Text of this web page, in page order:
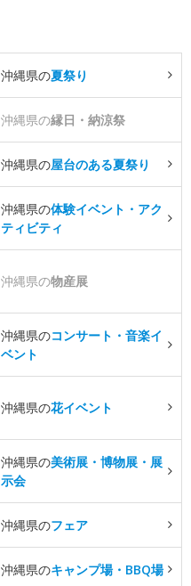
沖縄県の夏祭り
沖縄県の縁日・納涼祭
沖縄県の屋台のある夏祭り
沖縄県の体験イベント・アク
ティビティ
沖縄県の物産展
沖縄県のコンサート・音楽イ
ベント
沖縄県の花イベント
沖縄県の美術展・博物展・展
示会
沖縄県のフェア
沖縄県のキャンプ場・BBQ場